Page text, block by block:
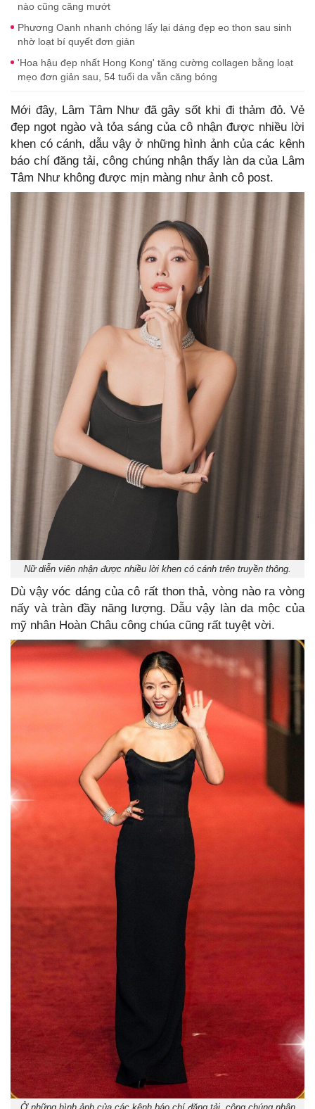
nào cũng căng mướt
Phương Oanh nhanh chóng lấy lại dáng đẹp eo thon sau sinh
nhờ loạt bí quyết đơn giản
'Hoa hậu đẹp nhất Hong Kong' tăng cường collagen bằng loạt
mẹo đơn giản sau, 54 tuổi da vẫn căng bóng
Mới đây, Lâm Tâm Như đã gây sốt khi đi thảm đỏ. Vẻ
đẹp ngọt ngào và tỏa sáng của cô nhận được nhiều lời
khen có cánh, dẫu vậy ở những hình ảnh của các kênh
báo chí đăng tải, công chúng nhận thấy làn da của Lâm
Tâm Như không được mịn màng như ảnh cô post.
Nữ diễn viên nhận được nhiều lời khen có cánh trên truyền thông.
Dù vậy vóc dáng của cô rất thon thả, vòng nào ra vòng
nấy và tràn đầy năng lượng. Dẫu vậy làn da mộc của
mỹ nhân Hoàn Châu công chúa cũng rất tuyệt vời.